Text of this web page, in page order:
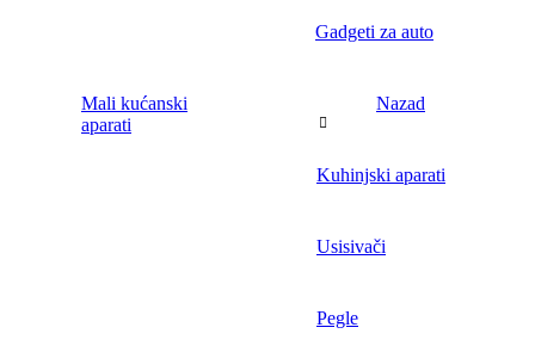
Gadgeti za auto
Mali kućanski
aparati
Nazad
Kuhinjski aparati
Usisivači
Pegle